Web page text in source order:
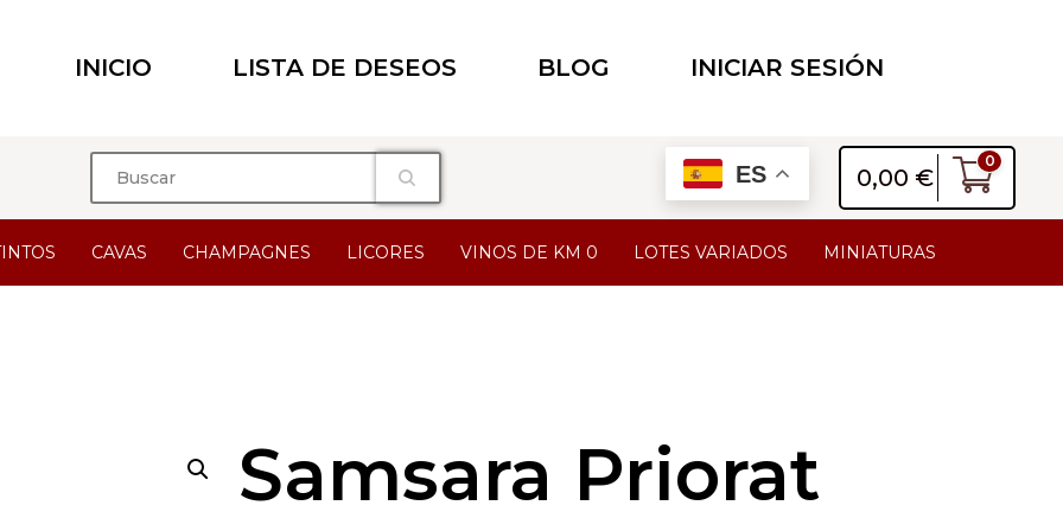
INICIO LISTA DE DESEOS BLOG INICIAR SESIÓN
ES 0,00 €
0
CAVAS CHAMPAGNES LICORES VINOS DE KM 0 LOTES VARIADOS MINIATURAS
Samsara Priorat